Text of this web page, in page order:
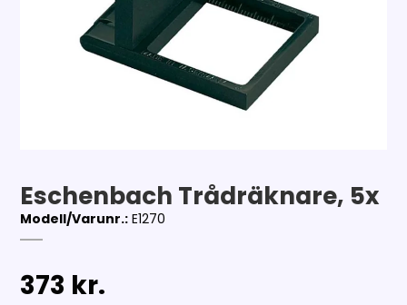
Eschenbach Trådräknare, 5x
Modell/Varunr.: E1270
373 kr.